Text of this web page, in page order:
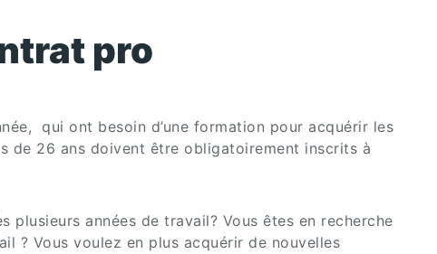
pro
qui ont besoin d’une formation pour acquérir les
de 26 ans doivent être obligatoirement inscrits à
plusieurs années de travail? Vous êtes en recherche
? Vous voulez en plus acquérir de nouvelles